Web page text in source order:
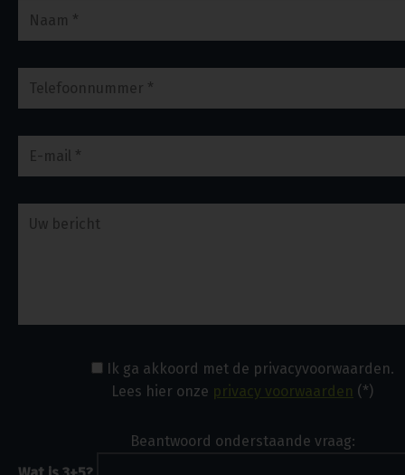
Ik ga akkoord met de privacyvoorwaarden.
Lees hier onze privacy voorwaarden (*)
Beantwoord onderstaande vraag: